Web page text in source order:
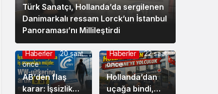
Türk Sanatçı, Hollanda’da sergilenen
Danimarkalı ressam Lorck’un İstanbul
Panoraması’nı Millileştirdi
Haberler
20 saat
önce
AB’den flaş
karar: İşsizlik
Haberler
22 saat
önce
Hollanda’dan
uçağa bindi,